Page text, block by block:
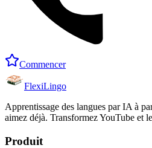
Commencer
FlexiLingo
Apprentissage des langues par IA à
aimez déjà. Transformez YouTube et
Produit